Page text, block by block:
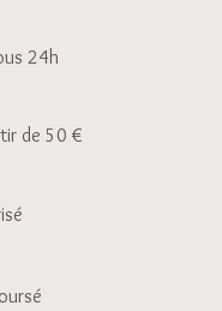
24h
de 50 €